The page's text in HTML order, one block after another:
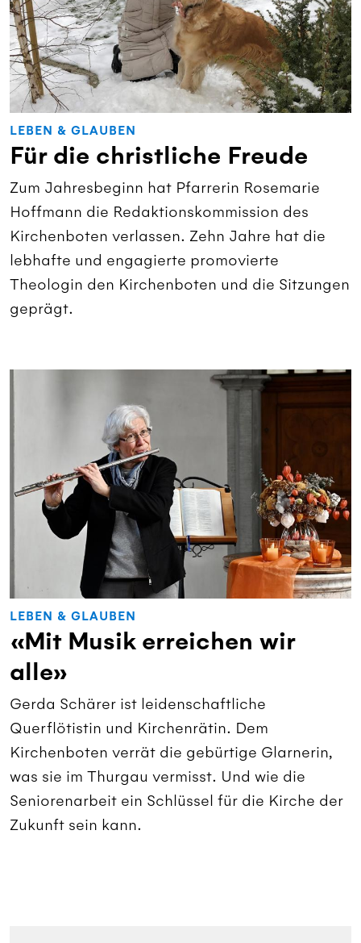
LEBEN & GLAUBEN
Für die christliche Freude
Zum Jahresbeginn hat Pfarrerin Rosemarie
Hoffmann die Redaktionskommission des
Kirchenboten verlassen. Zehn Jahre hat die
lebhafte und engagierte promovierte
Theologin den Kirchenboten und die Sitzungen
geprägt.
LEBEN & GLAUBEN
«Mit Musik erreichen wir
alle»
Gerda Schärer ist leidenschaftliche
Querflötistin und Kirchenrätin. Dem
Kirchenboten verrät die gebürtige Glarnerin,
was sie im Thurgau vermisst. Und wie die
Seniorenarbeit ein Schlüssel für die Kirche der
Zukunft sein kann.